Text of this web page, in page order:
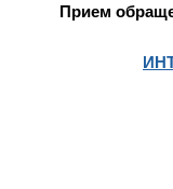
Прием